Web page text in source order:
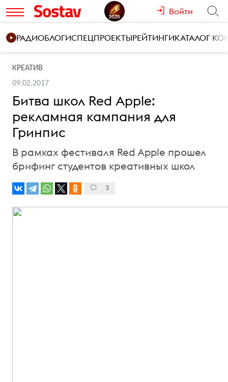
Войти
РАДИОБЛОГИСПЕЦПРОЕКТЫРЕЙТИНГИКАТАЛОГ
КРЕАТИВ
09.02.2017
Битва школ Red Apple:
рекламная кампания для
Гринпис
В рамках фестиваля Red Apple прошел
брифинг студентов креативных школ
3